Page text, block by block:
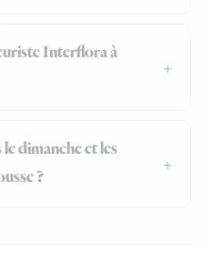
Interflora à
dimanche et les
?